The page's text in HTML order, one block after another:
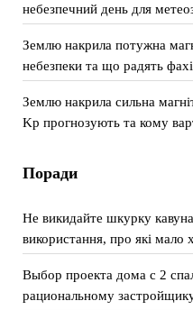
небезпечний день для
Землю накрила потужна
небезпеки та що радять
Землю накрила сильна
Kp прогнозують та кому
Поради
Не викидайте шкурку
використання, про які мало
Выбор проекта дома с 2
рациональному